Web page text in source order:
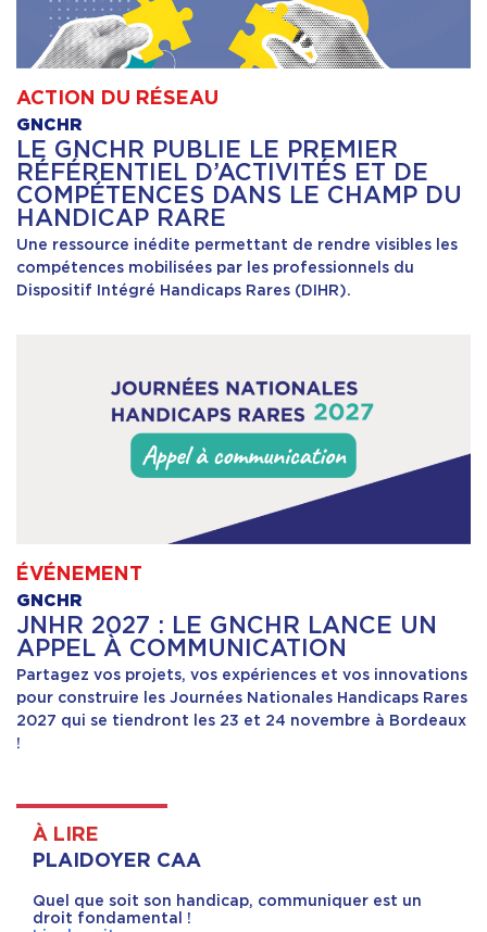
ACTION DU RÉSEAU
GNCHR
LE GNCHR PUBLIE LE PREMIER
RÉFÉRENTIEL D’ACTIVITÉS ET DE
COMPÉTENCES DANS LE CHAMP DU
HANDICAP RARE
Une ressource inédite permettant de rendre visibles les
compétences mobilisées par les professionnels du
Dispositif Intégré Handicaps Rares (DIHR).
ÉVÉNEMENT
GNCHR
JNHR 2027 : LE GNCHR LANCE UN
APPEL À COMMUNICATION
Partagez vos projets, vos expériences et vos innovations
pour construire les Journées Nationales Handicaps Rares
2027 qui se tiendront les 23 et 24 novembre à Bordeaux
!
À LIRE
PLAIDOYER CAA
Quel que soit son handicap, communiquer est un
droit fondamental !